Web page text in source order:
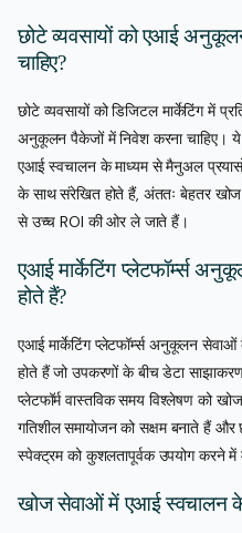
छोटे व्यवसायों को एआई
चाहिए?
छोटे व्यवसायों को डिजिटल मार्केटिंग में
अनुकूलन पैकेजों में निवेश करना चाहिए।
एआई स्वचालन के माध्यम से मैनुअल
के साथ संरेखित होते हैं, अंततः बेहतर खोज
से उच्च ROI की ओर ले जाते हैं।
एआई मार्केटिंग प्लेटफॉर्म्स
होते हैं?
एआई मार्केटिंग प्लेटफॉर्म्स अनुकूलन
होते हैं जो उपकरणों के बीच डेटा
प्लेटफॉर्म वास्तविक समय विश्लेषण को
गतिशील समायोजन को सक्षम बनाते हैं और
स्पेक्ट्रम को कुशलतापूर्वक उपयोग करने
खोज सेवाओं में एआई स्वचालन